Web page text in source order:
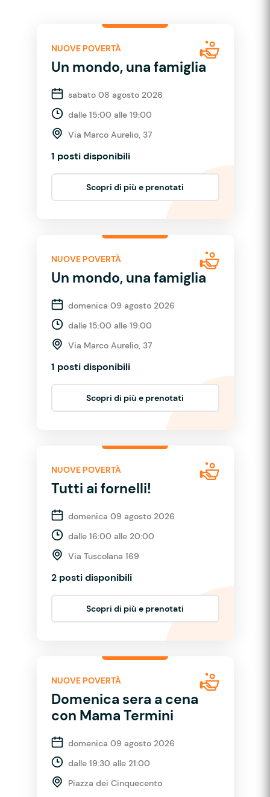
NUOVE POVERTÀ
Un mondo, una famiglia
sabato 08 agosto 2026
dalle 15:00 alle 19:00
Via Marco Aurelio, 37
1 posti disponibili
Scopri di più e prenotati
NUOVE POVERTÀ
Un mondo, una famiglia
domenica 09 agosto 2026
dalle 15:00 alle 19:00
Via Marco Aurelio, 37
1 posti disponibili
Scopri di più e prenotati
NUOVE POVERTÀ
Tutti ai fornelli!
domenica 09 agosto 2026
dalle 16:00 alle 20:00
Via Tuscolana 169
2 posti disponibili
Scopri di più e prenotati
NUOVE POVERTÀ
Domenica sera a cena
con Mama Termini
domenica 09 agosto 2026
dalle 19:30 alle 21:00
Piazza dei Cinquecento